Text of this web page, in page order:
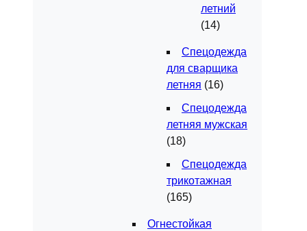
летний
(14)
Спецодежда
для сварщика
летняя (16)
Спецодежда
летняя мужская
(18)
Спецодежда
трикотажная
(165)
Огнестойкая